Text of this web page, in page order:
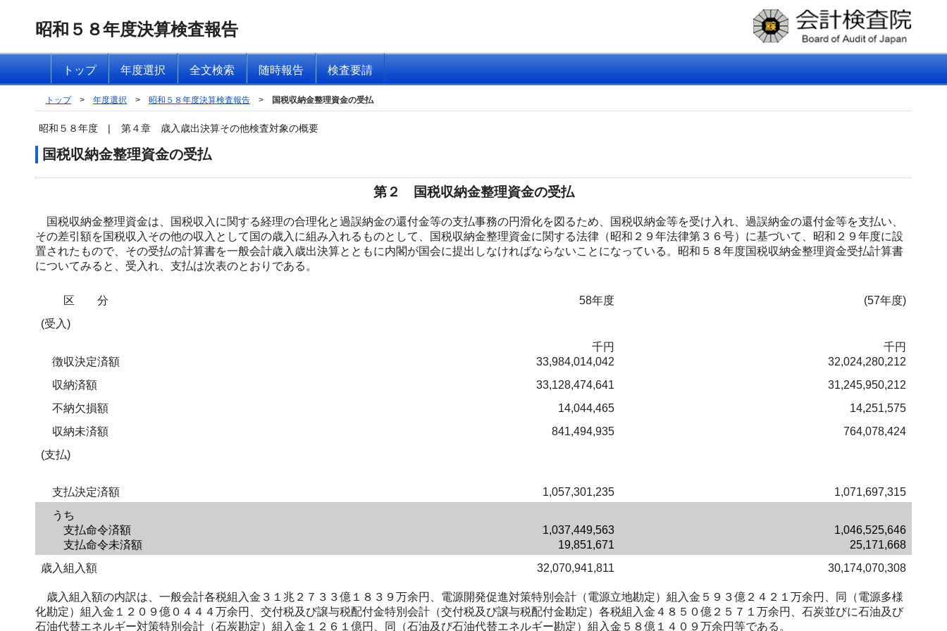
昭和５８年度決算検査報告
トップ 年度選択 全文検索 随時報告 検査要請
トップ > 年度選択 > 昭和５８年度決算検査報告 > 国税収納金整理資金の受払
昭和５８年度 | 第４章 歳入歳出決算その他検査対象の概要
国税収納金整理資金の受払
第２ 国税収納金整理資金の受払
国税収納金整理資金は、国税収入に関する経理の合理化と過誤納金の還付金等の支払事務の円滑化を図るため、国税収納金等を受け入れ、過誤納金の還付金等を支払い、
その差引額を国税収入その他の収入として国の歳入に組み入れるものとして、国税収納金整理資金に関する法律（昭和２９年法律第３６号）に基づいて、昭和２９年度に設
置されたもので、その受払の計算書を一般会計歳入歳出決算とともに内閣が国会に提出しなければならないことになっている。昭和５８年度国税収納金整理資金受払計算書
についてみると、受入れ、支払は次表のとおりである。
区 分 58年度
(57年度)
(受入)
徴収決定済額
千円
33,984,014,042
千円
32,024,280,212
収納済額
33,128,474,641
31,245,950,212
不納欠損額
14,044,465
14,251,575
収納未済額
841,494,935
764,078,424
(支払)
支払決定済額 1,057,301,235
1,071,697,315
うち
支払命令済額
支払命令未済額
1,037,449,563
19,851,671
1,046,525,646
25,171,668
歳入組入額
32,070,941,811 30,174,070,308
歳入組入額の内訳は、一般会計各税組入金３１兆２７３３億１８３９万余円、電源開発促進対策特別会計（電源立地勘定）組入金５９３億２４２１万余円、同（電源多様
化勘定）組入金１２０９億０４４４万余円、交付税及び譲与税配付金特別会計（交付税及び譲与税配付金勘定）各税組入金４８５０億２５７１万余円、石炭並びに石油及び
石油代替エネルギー対策特別会計（石炭勘定）組入金１２６１億円、同（石油及び石油代替エネルギー勘定）組入金５８億１４０９万余円等である。